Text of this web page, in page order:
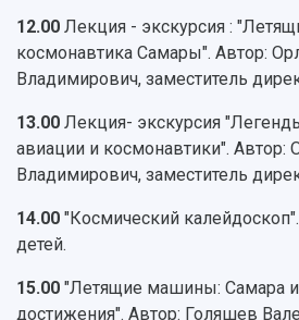
Общественные
Институт искусственного
Инжиниринговый центр
Фирменный стиль
Устойчивое развитие
3D-тур по университету
Платные образовательные
Скидки на обучение
Библиотека
Противодействие COVID-19
Результаты научно-
деятельности
Конкурсы научных проектов
Областной конкурс
Отчеты о научно-
Журналы Самарского
Патенты
Публикации и издания
12.00 Лекция - экскурсия :
космонавтика Самары". Автор:
Владимирович, заместитель
13.00 Лекция- экскурсия
авиации и космонавтики". Автор:
Владимирович, заместитель
14.00 "Космический
детей.
15.00 "Летящие машины: Самара
достижения". Автор: Голяшев